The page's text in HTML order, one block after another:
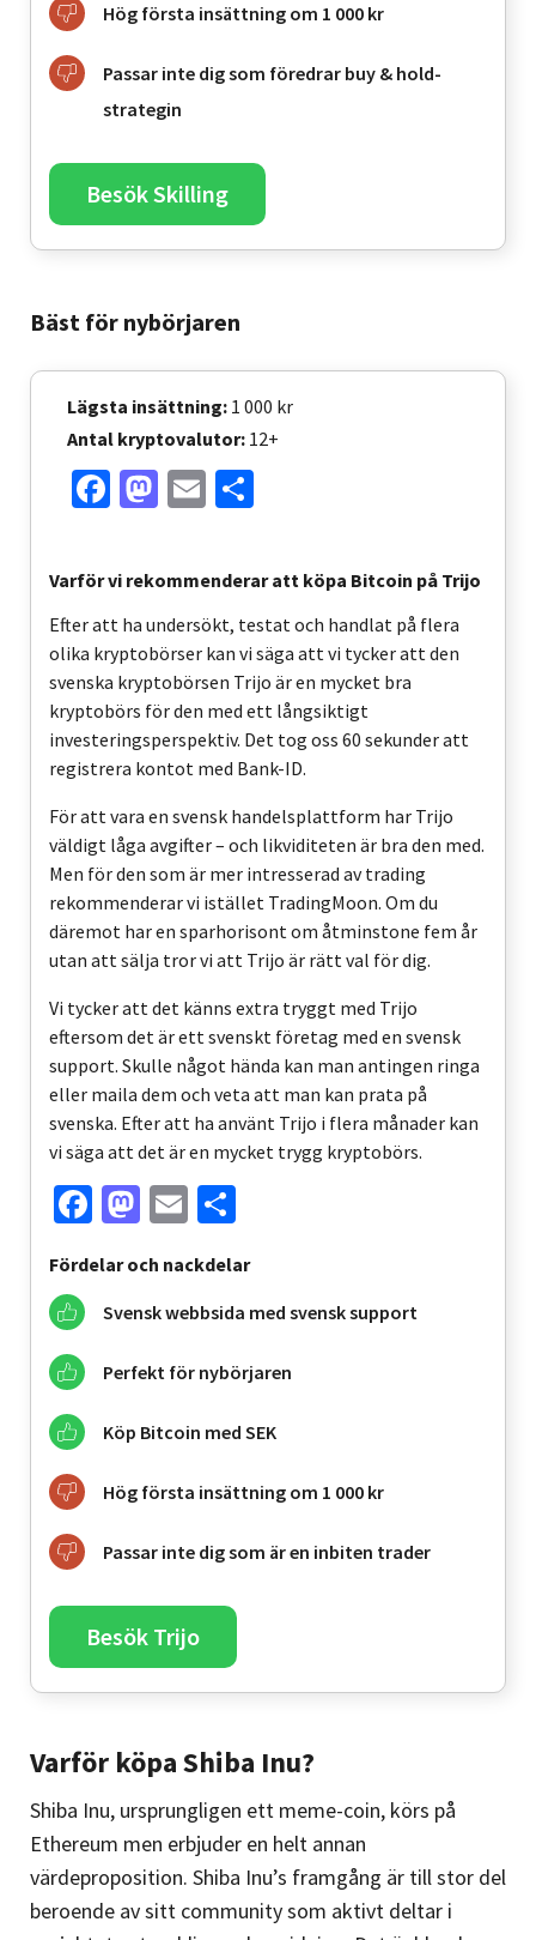
Hög första insättning om 1 000 kr
Passar inte dig som föredrar buy & hold-
strategin
Besök Skilling
Bäst för nybörjaren
Lägsta insättning: 1 000 kr
Antal kryptovalutor: 12+
Facebook
Mastodon
Email
Varför vi rekommenderar att köpa Bitcoin på Trijo
Efter att ha undersökt, testat och handlat på flera
olika kryptobörser kan vi säga att vi tycker att den
svenska kryptobörsen Trijo är en mycket bra
kryptobörs för den med ett långsiktigt
investeringsperspektiv. Det tog oss 60 sekunder att
registrera kontot med Bank-ID.
För att vara en svensk handelsplattform har Trijo
väldigt låga avgifter – och likviditeten är bra den med.
Men för den som är mer intresserad av trading
rekommenderar vi istället TradingMoon. Om du
däremot har en sparhorisont om åtminstone fem år
utan att sälja tror vi att Trijo är rätt val för dig.
Vi tycker att det känns extra tryggt med Trijo
eftersom det är ett svenskt företag med en svensk
support. Skulle något hända kan man antingen ringa
eller maila dem och veta att man kan prata på
svenska. Efter att ha använt Trijo i flera månader kan
vi säga att det är en mycket trygg kryptobörs.
Facebook
Mastodon
Email
Fördelar och nackdelar
Svensk webbsida med svensk support
Perfekt för nybörjaren
Köp Bitcoin med SEK
Hög första insättning om 1 000 kr
Passar inte dig som är en inbiten trader
Besök Trijo
Varför köpa Shiba Inu?
Shiba Inu, ursprungligen ett meme-coin, körs på
Ethereum men erbjuder en helt annan
värdeproposition. Shiba Inu’s framgång är till stor del
beroende av sitt community som aktivt deltar i